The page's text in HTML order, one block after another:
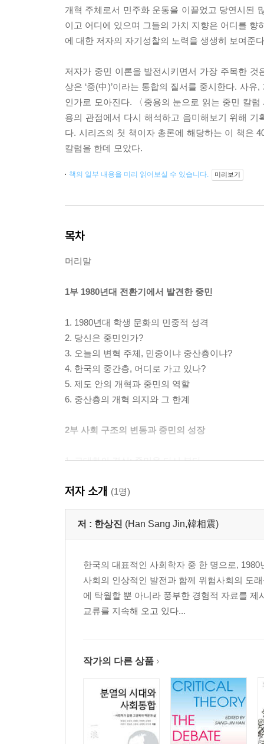
개혁 주체로서 민주화 운동을 이끌었고 당연시된
이고 어디에 있으며 그들의 가치 지향은 어디를
에 대한 저자의 자기성찰의 노력을 생생히 보여준
저자가 중민 이론을 발전시키면서 가장 주목한
상은 ‘중(中)’이라는 통합의 질서를 중시한다. 사
인가로 모아진다. 〈중용의 눈으로 읽는 중민 칼
용의 관점에서 다시 해석하고 음미해보기 위해
다. 시리즈의 첫 책이자 총론에 해당하는 이 책은
칼럼을 한데 모았다.
책의 일부 내용을 미리 읽어보실 수 있습니다. 미리보기
목차
머리말
1부 1980년대 전환기에서 발견한 중민
1. 1980년대 학생 문화의 민중적 성격
2. 당신은 중민인가?
3. 오늘의 변혁 주체, 민중이냐 중산층이냐?
4. 한국의 중간층, 어디로 가고 있나?
5. 제도 안의 개혁과 중민의 역할
6. 중산층의 개혁 의지와 그 한계
2부 사회 구조의 변동과 중민의 성장
1. 근대화의 결실: 중민을 다시 본다
3. 계급·계층의 동태와 민중 연합
4. 변혁 지향적 사회학의 발전 추세
5. 계급 이론을 활용하는 자세
3부 보수-진보의 낡은 이분법을 넘어
1. 적대적 공존, 유권자가 이끄는 정치 혁신
4. 2보 전진을 위한 1보 후퇴
5. 새로운 정치 전환기의 시작
4부 21세기 탈바꿈 시대, 중민의 새로운 위상
1. 총체적 탈바꿈의 시대: ‘시민’이 답이다
저자 소개 (1명)
저 : 한상진 (Han Sang Jin,韓相震)
한국의 대표적인 사회학자 중 한 명으로,
사회의 인상적인 발전과 함께 위험사회의 도
에 탁월할 뿐 아니라 풍부한 경험적 자료를
교류를 지속해 오고 있다...
작가의 다른 상품